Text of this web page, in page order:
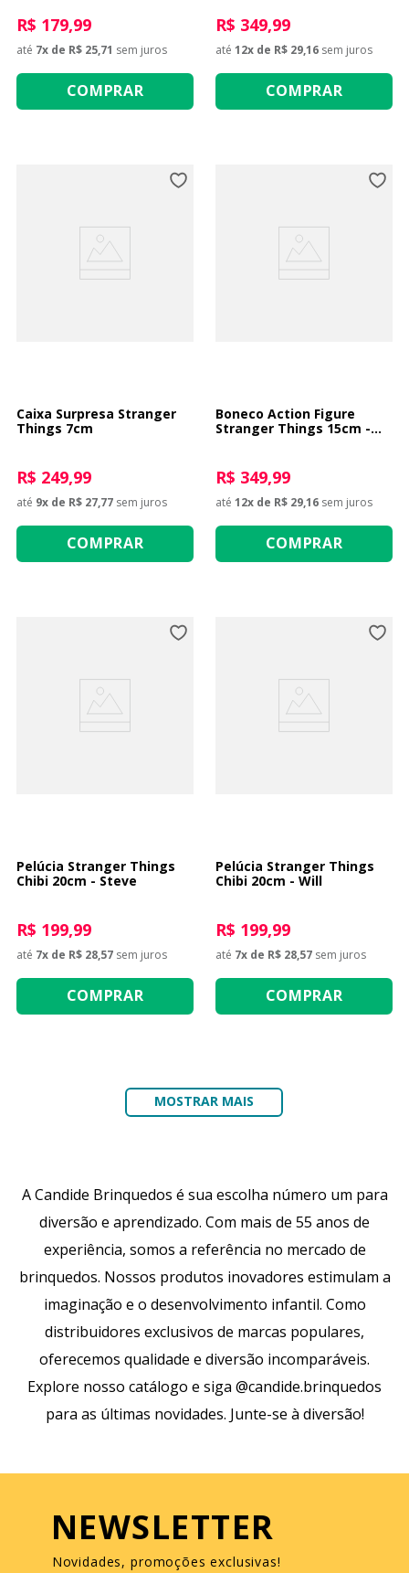
R$ 179,99
até 7x de R$ 25,71 sem juros
COMPRAR
R$ 349,99
até 12x de R$ 29,16 sem juros
COMPRAR
Caixa Surpresa Stranger
Things 7cm
R$ 249,99
até 9x de R$ 27,77 sem juros
COMPRAR
Boneco Action Figure
Stranger Things 15cm -
R$ 349,99
até 12x de R$ 29,16 sem juros
COMPRAR
Pelúcia Stranger Things
Chibi 20cm - Steve
R$ 199,99
até 7x de R$ 28,57 sem juros
COMPRAR
Pelúcia Stranger Things
Chibi 20cm - Will
R$ 199,99
até 7x de R$ 28,57 sem juros
COMPRAR
MOSTRAR MAIS
A Candide Brinquedos é sua escolha número um para
diversão e aprendizado. Com mais de 55 anos de
experiência, somos a referência no mercado de
brinquedos. Nossos produtos inovadores estimulam a
imaginação e o desenvolvimento infantil. Como
distribuidores exclusivos de marcas populares,
oferecemos qualidade e diversão incomparáveis.
Explore nosso catálogo e siga @candide.brinquedos
para as últimas novidades. Junte-se à diversão!
NEWSLETTER
Novidades, promoções exclusivas!